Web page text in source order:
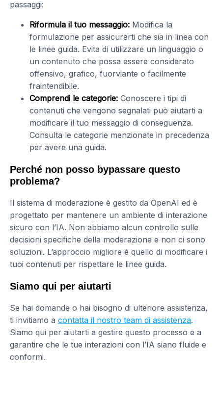
passaggi:
Riformula il tuo messaggio: Modifica la
formulazione per assicurarti che sia in linea con
le linee guida. Evita di utilizzare un linguaggio o
un contenuto che possa essere considerato
offensivo, grafico, fuorviante o facilmente
fraintendibile.
Comprendi le categorie: Conoscere i tipi di
contenuti che vengono segnalati può aiutarti a
modificare il tuo messaggio di conseguenza.
Consulta le categorie menzionate in precedenza
per avere una guida.
Perché non posso bypassare questo
problema?
Il sistema di moderazione è gestito da OpenAI ed è
progettato per mantenere un ambiente di interazione
sicuro con l’IA. Non abbiamo alcun controllo sulle
decisioni specifiche della moderazione e non ci sono
soluzioni. L’approccio migliore è quello di modificare i
tuoi contenuti per rispettare le linee guida.
Siamo qui per aiutarti
Se hai domande o hai bisogno di ulteriore assistenza,
ti invitiamo a contatta il nostro team di assistenza.
Siamo qui per aiutarti a gestire questo processo e a
garantire che le tue interazioni con l’IA siano fluide e
conformi.